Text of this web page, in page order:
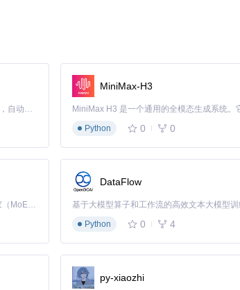
者可通过
。
建专属缠论指标。例如在ui/src/components
确保与图表引擎兼容。
直观展示缠论结构的形成过程。该模式已被多家培训
Claude Code 的开源替代方案。连接任意大模型，编辑代码，运行命令，自动验证 — 全自动执行。用 Rust 构建，极致性能。 ｜ An open-source alternative to Claude Code. Connect any LLM, edit code, run commands, and verify changes — autonomously. Built in Rust for speed. Get Started
MiniMax-H3
Python
0 0
Kimi K3 是Kimi能力最强的模型：这是一个拥有 2.8 万亿参数的混合专家（MoE）模型，具备原生视觉理解能力，并支持 100 万 token 的上下文窗口。
DataFlow
基于大模型算子和工作流的高效文本大模型
Python
0 4
py-xiaozhi